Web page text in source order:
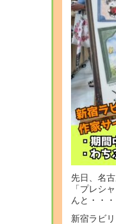
先日、名
「プレシ
んと・・・
新宿ラビ